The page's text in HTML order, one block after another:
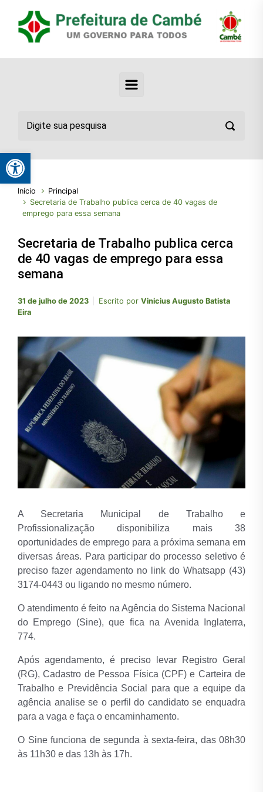
Início
Principal
Secretaria de Trabalho publica cerca de 40 vagas de
emprego para essa semana
Secretaria de Trabalho publica cerca
de 40 vagas de emprego para essa
semana
31 de julho de 2023 Escrito por Vinicius Augusto Batista
Eira
A Secretaria Municipal de Trabalho e
Profissionalização disponibiliza mais 38
oportunidades de emprego para a próxima semana em
diversas áreas. Para participar do processo seletivo é
preciso fazer agendamento no link do Whatsapp (43)
3174-0443 ou ligando no mesmo número.
O atendimento é feito na Agência do Sistema Nacional
do Emprego (Sine), que fica na Avenida Inglaterra,
774.
Após agendamento, é preciso levar Registro Geral
(RG), Cadastro de Pessoa Física (CPF) e Carteira de
Trabalho e Previdência Social para que a equipe da
agência analise se o perfil do candidato se enquadra
para a vaga e faça o encaminhamento.
O Sine funciona de segunda à sexta-feira, das 08h30
às 11h30 e das 13h às 17h.
Abrir a barra de ferramentas